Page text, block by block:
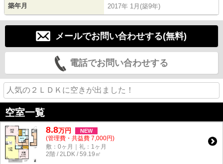
築年月 2017年 1月(築9年)
メールでお問い合わせする(無料)
電話でお問い合わせする
人気の２ＬＤＫに空きが出ました！
空室一覧
8.8万円 NEW
(管理費・共益費 7,000円)
敷：0ヶ月｜礼：1ヶ月
2階 / 2LDK / 59.19㎡